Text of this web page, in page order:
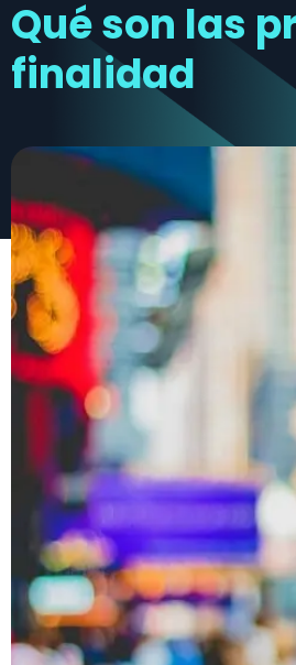
Qué son las
finalidad